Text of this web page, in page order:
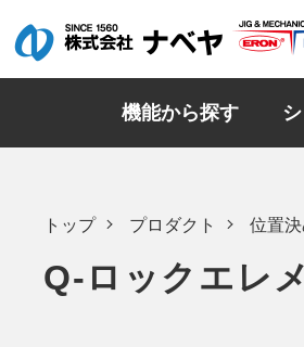
機能から探す
トップ プロダクト 位置
Q-ロックエレ